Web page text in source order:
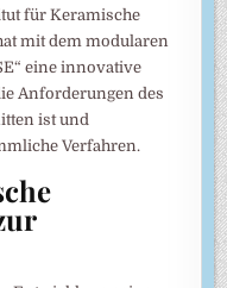
für Keramische
mit dem modularen
eine innovative
Anforderungen des
ist und
Verfahren.